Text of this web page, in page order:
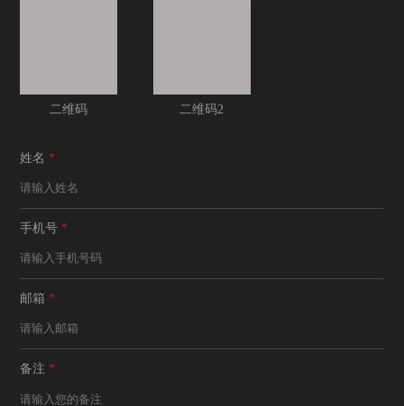
二维码 二维码2
姓名 *
手机号 *
邮箱 *
备注 *